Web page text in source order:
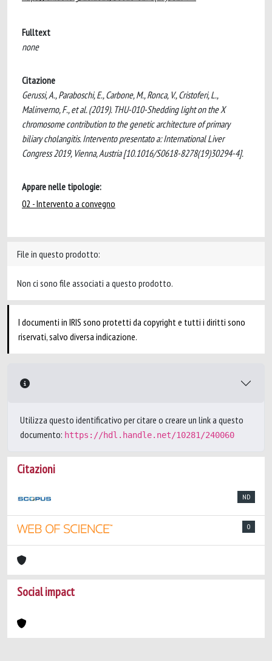
Fulltext
none
Citazione
Gerussi, A., Paraboschi, E., Carbone, M., Ronca, V., Cristoferi, L.,
Malinverno, F., et al. (2019). THU-010-Shedding light on the X
chromosome contribution to the genetic architecture of primary
biliary cholangitis. Intervento presentato a: International Liver
Congress 2019, Vienna, Austria [10.1016/S0618-8278(19)30294-4].
Appare nelle tipologie:
02 - Intervento a convegno
File in questo prodotto:
Non ci sono file associati a questo prodotto.
I documenti in IRIS sono protetti da copyright e tutti i diritti sono
riservati, salvo diversa indicazione.
Utilizza questo identificativo per citare o creare un link a questo
documento: https://hdl.handle.net/10281/240060
Citazioni
ND
0
Social impact